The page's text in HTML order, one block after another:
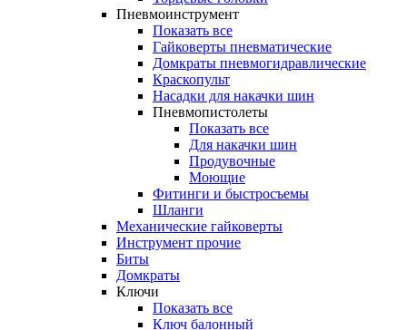
Пневмоинструмент
Показать все
Гайковерты пневматические
Домкраты пневмогидравлические
Краскопульт
Насадки для накачки шин
Пневмопистолеты
Показать все
Для накачки шин
Продувочные
Моющие
Фитинги и быстросъемы
Шланги
Механические гайковерты
Инструмент прочиe
Биты
Домкраты
Ключи
Показать все
Ключ балонный